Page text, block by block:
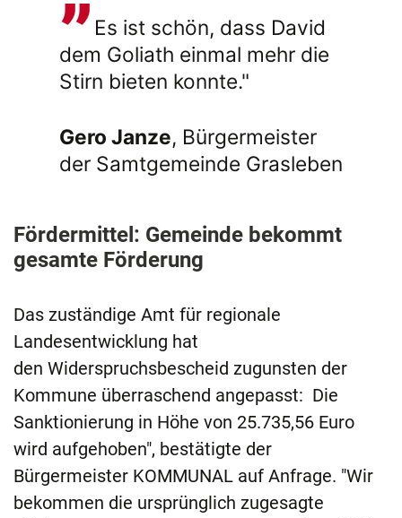
Es ist schön, dass David
dem Goliath einmal mehr die
Stirn bieten konnte."
Gero Janze, Bürgermeister
der Samtgemeinde Grasleben
Fördermittel: Gemeinde bekommt
gesamte Förderung
Das zuständige Amt für regionale
Landesentwicklung hat
den Widerspruchsbescheid zugunsten der
Kommune überraschend angepasst: Die
Sanktionierung in Höhe von 25.735,56 Euro
wird aufgehoben", bestätigte der
Bürgermeister KOMMUNAL auf Anfrage. "Wir
bekommen die ursprünglich zugesagte